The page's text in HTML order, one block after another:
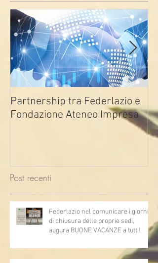
Partnership tra Federlazio e
Fondazione Ateneo Impresa
Post recenti
Federlazio nel comunicare i giorni
di chiusura delle proprie sedi,
augura BUONE VACANZE a tutti!